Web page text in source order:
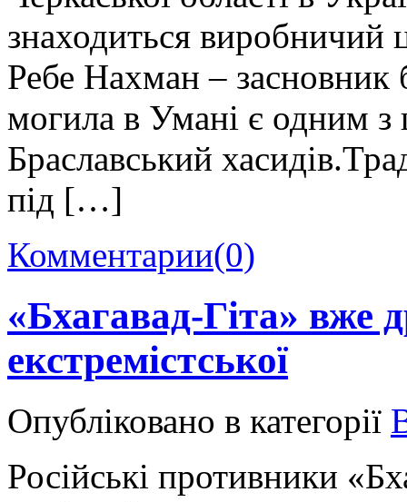
знаходиться виробничий
Ребе Нахман – засновник
могила в Умані є одним
Браславський
під […]
Комментарии(0)
«Бхагавад-Гіта» вже
екстремістської
Опубліковано в категорії
Російські противники